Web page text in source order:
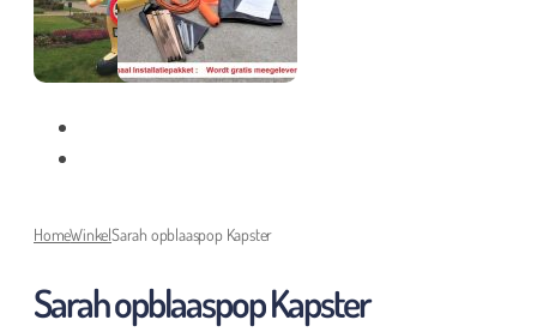
HomeWinkelSarah opblaaspop Kapster
Sarah opblaaspop Kapster